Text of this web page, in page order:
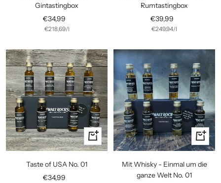
Gintastingbox
Angebotspreis
€34,99
€218,69/l
Rumtastingbox
Angebotspreis
€39,99
€249,94/l
In
den
Taste of USA No. 01
Angebotspreis
€34,99
In
den
Mit Whisky - Einmal um die
ganze Welt No. 01